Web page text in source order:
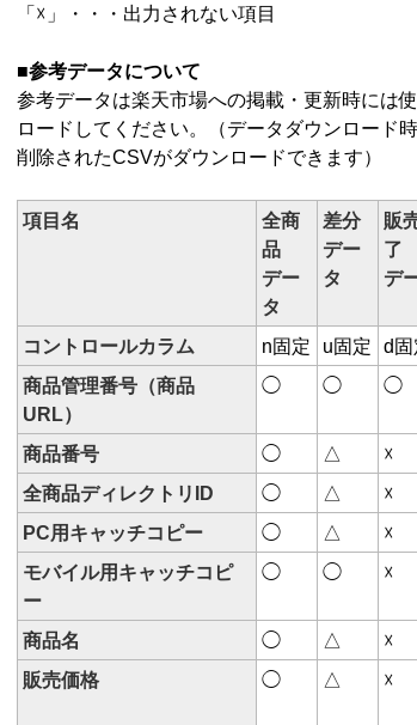
「☓」・・・出力されない項目
■参考データについて
参考データは楽天市場への掲載・更新時には
ロードしてください。（データダウンロード
削除されたCSVがダウンロードできます）
項目名
全商
品
デー
タ
差分
デー
タ
販
了
デ
コントロールカラム n固定 u固定
d固
商品管理番号（商品
URL）
◯ ◯ ◯
商品番号 ◯ △
☓
全商品ディレクトリID
◯ △
☓
PC用キャッチコピー
◯ △ ☓
モバイル用キャッチコピ
ー
◯ ◯ ☓
商品名 ◯ △ ☓
販売価格
◯ △ ☓